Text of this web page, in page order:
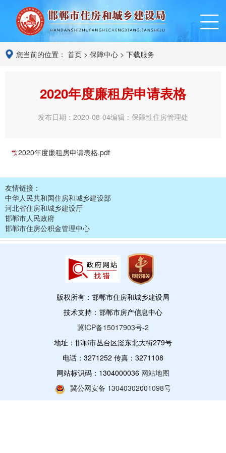
您当前的位置： 首页 > 保障中心 > 下载服务
2020年度廉租房申请表格
发布日期：2020-08-04编辑：保障性住房管理处
2020年度廉租房申请表格.pdf
友情链接：
中华人民共和国住房和城乡建设部
河北省住房和城乡建设厅
邯郸市人民政府
邯郸市住房公积金管理中心
版权所有：邯郸市住房和城乡建设局
技术支持：邯郸市房产信息中心
冀ICP备15017903号-2
地址：邯郸市丛台区滏东北大街279号
电话：3271252 传真：3271108
网站标识码：1304000036 网站地图
冀公网安备 13040302001098号